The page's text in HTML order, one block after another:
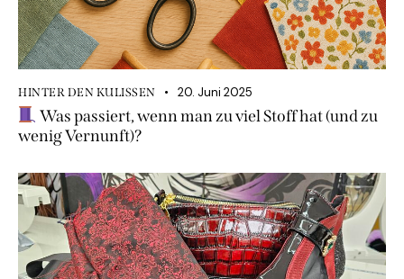
HINTER DEN KULISSEN 20. Juni 2025
Was passiert, wenn man zu viel Stoff hat (und zu
wenig Vernunft)?